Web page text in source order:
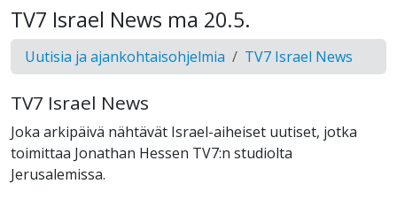
TV7 Israel News ma 20.5.
Uutisia ja ajankohtaisohjelmia TV7 Israel News
TV7 Israel News
Joka arkipäivä nähtävät Israel-aiheiset uutiset, jotka
toimittaa Jonathan Hessen TV7:n studiolta
Jerusalemissa.